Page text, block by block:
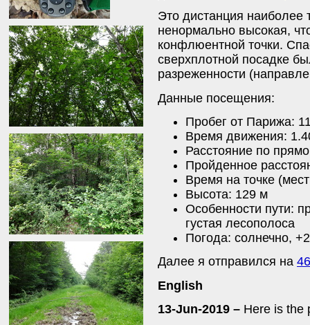
Это дистанция наиболее
ненормально высокая,
конфлюентной точки.
сверхплотной посадке
разреженности
Данные посещения:
Пробег от Парижа:
Время движения:
Расстояние по
Пройденное
Время на точке
Высота: 129 м
Особенности пути:
густая лесополоса
Погода: солнечно,
Далее я отправился на
English
13-Jun-2019 – Here is the